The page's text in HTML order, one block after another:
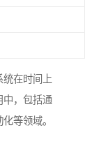
统在时间上
中，包括通
等领域。